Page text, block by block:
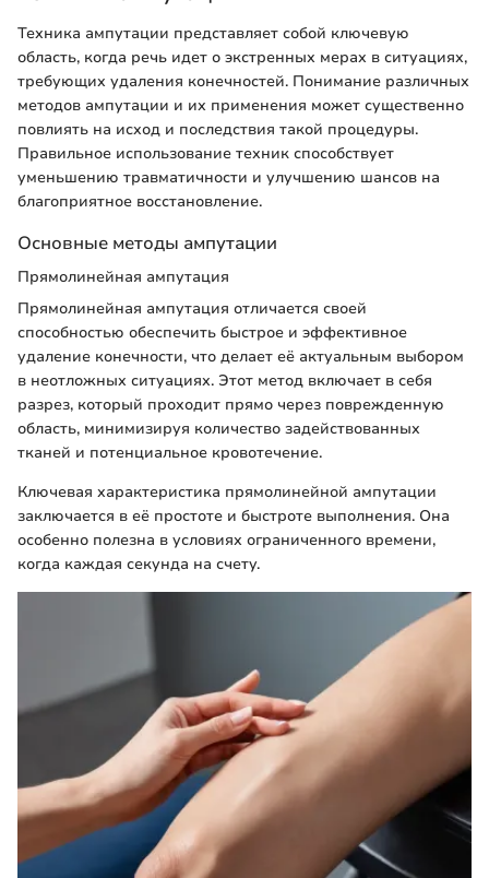
Техника ампутации представляет собой ключевую
область, когда речь идет о экстренных мерах в ситуациях,
требующих удаления конечностей. Понимание различных
методов ампутации и их применения может существенно
повлиять на исход и последствия такой процедуры.
Правильное использование техник способствует
уменьшению травматичности и улучшению шансов на
благоприятное восстановление.
Основные методы ампутации
Прямолинейная ампутация
Прямолинейная ампутация отличается своей
способностью обеспечить быстрое и эффективное
удаление конечности, что делает её актуальным выбором
в неотложных ситуациях. Этот метод включает в себя
разрез, который проходит прямо через поврежденную
область, минимизируя количество задействованных
тканей и потенциальное кровотечение.
Ключевая характеристика прямолинейной ампутации
заключается в её простоте и быстроте выполнения. Она
особенно полезна в условиях ограниченного времени,
когда каждая секунда на счету.